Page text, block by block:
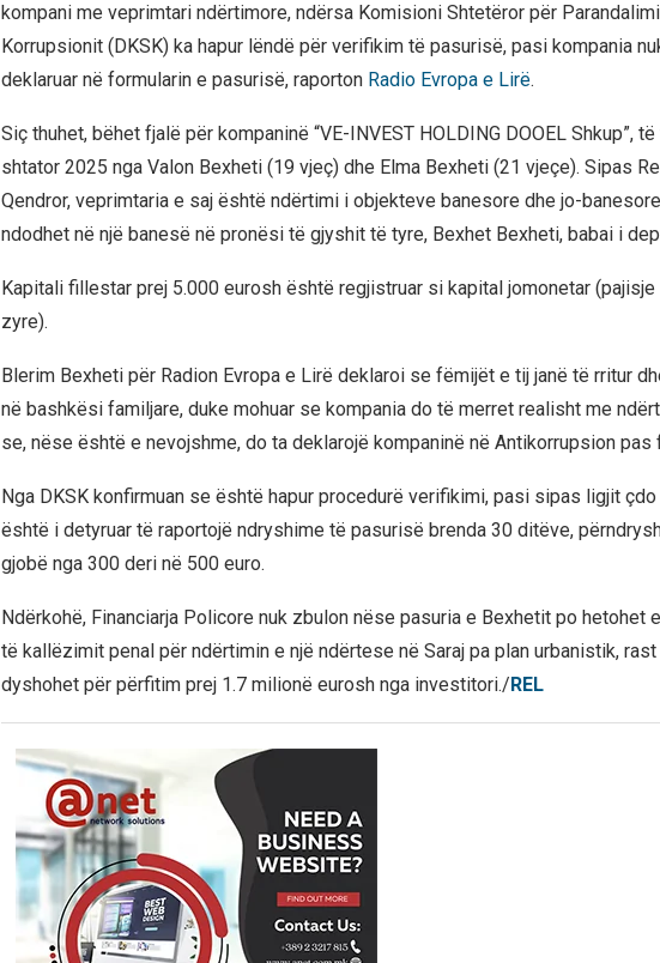
kompani me veprimtari ndërtimore, ndërsa Komisioni Shtetëror për
Korrupsionit (DKSK) ka hapur lëndë për verifikim të pasurisë, pasi kompania
deklaruar në formularin e pasurisë, raporton Radio Evropa e Lirë.
Siç thuhet, bëhet fjalë për kompaninë “VE-INVEST HOLDING DOOEL Shkup”,
shtator 2025 nga Valon Bexheti (19 vjeç) dhe Elma Bexheti (21 vjeçe). Sipas
Qendror, veprimtaria e saj është ndërtimi i objekteve banesore dhe jo-
ndodhet në një banesë në pronësi të gjyshit të tyre, Bexhet Bexheti, babai i
Kapitali fillestar prej 5.000 eurosh është regjistruar si kapital jomonetar
zyre).
Blerim Bexheti për Radion Evropa e Lirë deklaroi se fëmijët e tij janë të rritur
në bashkësi familjare, duke mohuar se kompania do të merret realisht me
se, nëse është e nevojshme, do ta deklarojë kompaninë në Antikorrupsion pas
Nga DKSK konfirmuan se është hapur procedurë verifikimi, pasi sipas ligjit
është i detyruar të raportojë ndryshime të pasurisë brenda 30 ditëve,
gjobë nga 300 deri në 500 euro.
Ndërkohë, Financiarja Policore nuk zbulon nëse pasuria e Bexhetit po hetohet
të kallëzimit penal për ndërtimin e një ndërtese në Saraj pa plan urbanistik,
dyshohet për përfitim prej 1.7 milionë eurosh nga investitori./ REL